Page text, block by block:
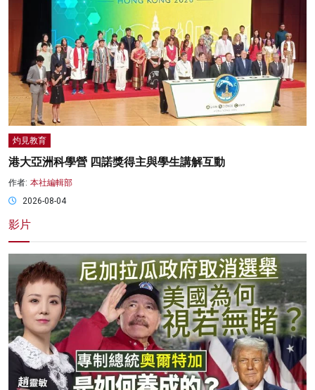
灼見教育
港大亞洲科學營 四諾獎得主與學生講解互動
作者: 本社編輯部
2026-08-04
影片